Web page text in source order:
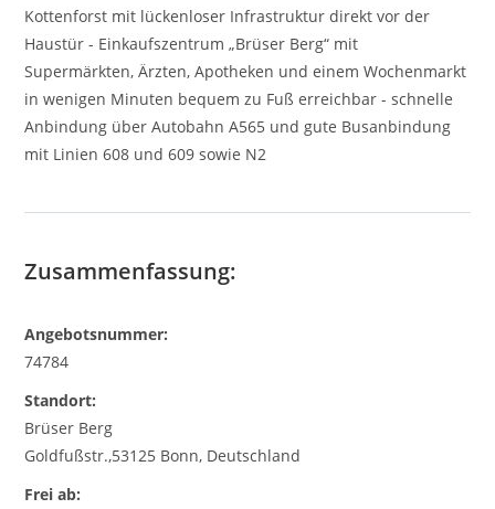
Kottenforst mit lückenloser Infrastruktur direkt vor der
Haustür - Einkaufszentrum „Brüser Berg“ mit
Supermärkten, Ärzten, Apotheken und einem Wochenmarkt
in wenigen Minuten bequem zu Fuß erreichbar - schnelle
Anbindung über Autobahn A565 und gute Busanbindung
mit Linien 608 und 609 sowie N2
Zusammenfassung:
Angebotsnummer:
74784
Standort:
Brüser Berg
Goldfußstr.,53125 Bonn, Deutschland
Frei ab: